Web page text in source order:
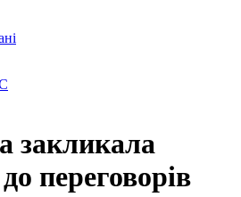
закликала
переговорів